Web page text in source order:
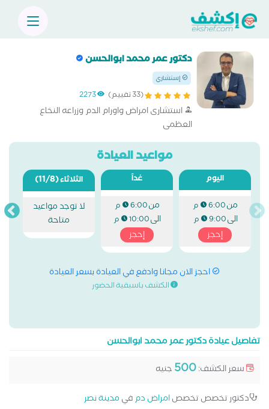
دكتور عمر محمد ابوالحسن
إستشاري
(33 تقييم) 2273
استشارى امراض واورام الدم وزراعه النخاع
العظمى
مواعيد العيادة
اليوم
من6:00 م
الى9:00 م
إحجز
غداً
من6:00 م
الى10:00 م
إحجز
الثلاثاء(11/8)
لا توجد مواعيد
متاحة
احجز الان مجانا وادفع في العيادة بسعر العيادة
الكشف باسبقية الحضور
تفاصيل عيادة دكتور عمر محمد ابوالحسن
سعر الكشف:500 جنيه
دكتور تخصص تخصصامراض دمفي مدينة نصر